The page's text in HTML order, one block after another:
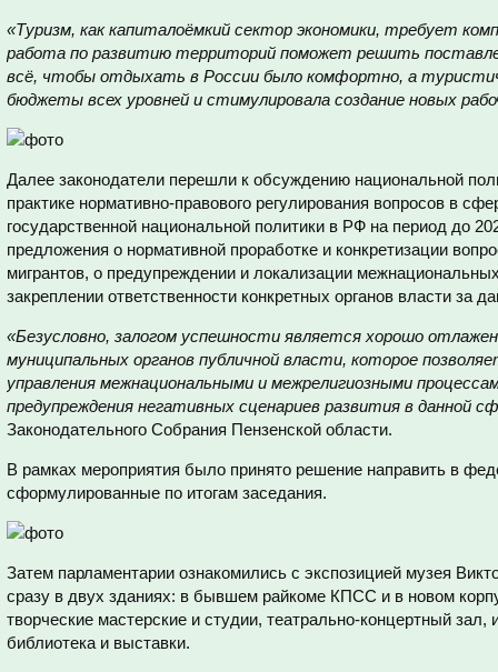
«Туризм, как капиталоёмкий сектор экономики, требует
работа по развитию территорий поможет решить
всё, чтобы отдыхать в России было комфортно, а
бюджеты всех уровней и стимулировала создание новых
Далее законодатели перешли к обсуждению национальной
практике нормативно-правового регулирования вопросов в
государственной национальной политики в РФ на период до
предложения о нормативной проработке и конкретизации
мигрантов, о предупреждении и локализации
закреплении ответственности конкретных органов власти за
«Безусловно, залогом успешности является хорошо
муниципальных органов публичной власти, которое
управления межнациональными и межрелигиозными
предупреждения негативных сценариев развития в данной
Законодательного Собрания Пензенской области.
В рамках мероприятия было принято решение направить в
сформулированные по итогам заседания.
Затем парламентарии ознакомились с экспозицией музея
сразу в двух зданиях: в бывшем райкоме КПСС и в новом
творческие мастерские и студии, театрально-концертный
библиотека и выставки.